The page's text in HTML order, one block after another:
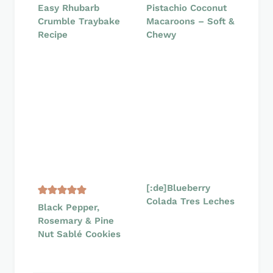
Easy Rhubarb
Crumble Traybake
Recipe
Pistachio Coconut
Macaroons – Soft &
Chewy
Black Pepper,
Rosemary & Pine
Nut Sablé Cookies
[:de]Blueberry
Colada Tres Leches